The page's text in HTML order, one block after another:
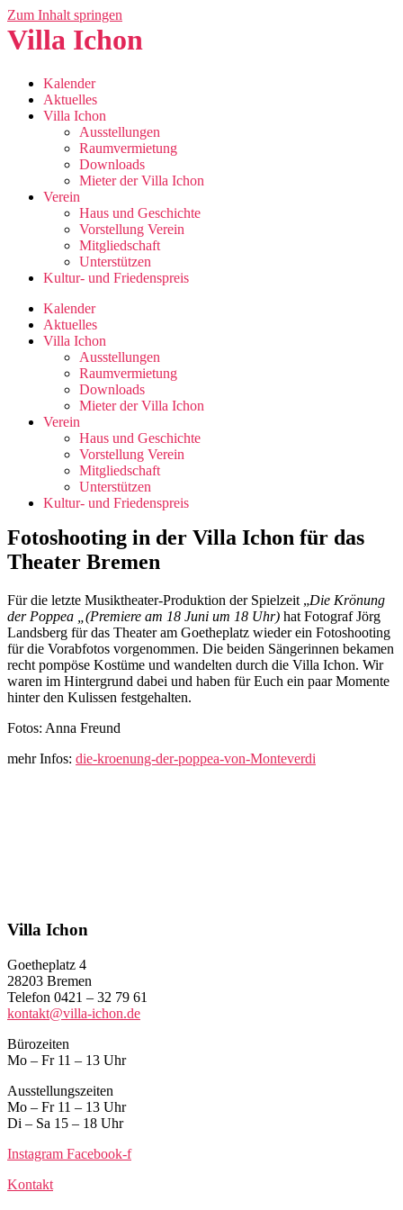
Zum Inhalt springen
Villa Ichon
Kalender
Aktuelles
Villa Ichon
Ausstellungen
Raumvermietung
Downloads
Mieter der Villa Ichon
Verein
Haus und Geschichte
Vorstellung Verein
Mitgliedschaft
Unterstützen
Kultur- und Friedenspreis
Kalender
Aktuelles
Villa Ichon
Ausstellungen
Raumvermietung
Downloads
Mieter der Villa Ichon
Verein
Haus und Geschichte
Vorstellung Verein
Mitgliedschaft
Unterstützen
Kultur- und Friedenspreis
Fotoshooting in der Villa Ichon für das
Theater Bremen
Für die letzte Musiktheater-Produktion der Spielzeit „Die Krönung
der Poppea „(Premiere am 18 Juni um 18 Uhr) hat Fotograf Jörg
Landsberg für das Theater am Goetheplatz wieder ein Fotoshooting
für die Vorabfotos vorgenommen. Die beiden Sängerinnen bekamen
recht pompöse Kostüme und wandelten durch die Villa Ichon. Wir
waren im Hintergrund dabei und haben für Euch ein paar Momente
hinter den Kulissen festgehalten.
Fotos: Anna Freund
mehr Infos: die-kroenung-der-poppea-von-Monteverdi
Villa Ichon
Goetheplatz 4
28203 Bremen
Telefon 0421 – 32 79 61
kontakt@villa-ichon.de
Bürozeiten
Mo – Fr 11 – 13 Uhr
Ausstellungszeiten
Mo – Fr 11 – 13 Uhr
Di – Sa 15 – 18 Uhr
Instagram Facebook-f
Kontakt